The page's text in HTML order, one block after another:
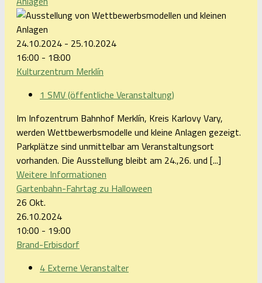
24.10.2024 - 25.10.2024
16:00 - 18:00
Kulturzentrum Merklín
1 SMV (öffentliche Veranstaltung)
Im Infozentrum Bahnhof Merklín, Kreis Karlovy Vary,
werden Wettbewerbsmodelle und kleine Anlagen gezeigt.
Parkplätze sind unmittelbar am Veranstaltungsort
vorhanden. Die Ausstellung bleibt am 24.,26. und [...]
Weitere Informationen
Gartenbahn-Fahrtag zu Halloween
26 Okt.
26.10.2024
10:00 - 19:00
Brand-Erbisdorf
4 Externe Veranstalter